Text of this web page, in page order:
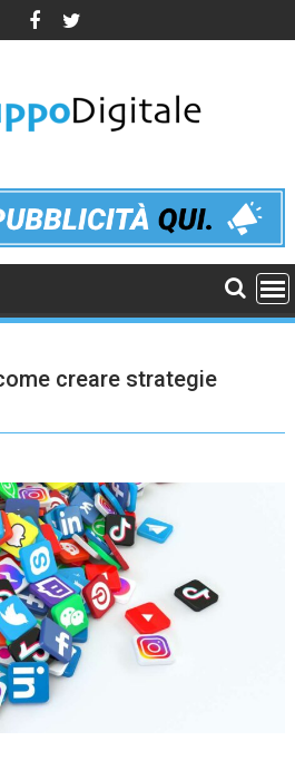
creare strategie